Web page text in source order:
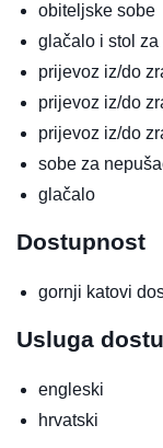
obiteljske sobe
glačalo i stol
prijevoz iz/do
prijevoz iz/do
prijevoz iz/do
sobe za
glačalo
Dostupnost
gornji katovi
Usluga
engleski
hrvatski